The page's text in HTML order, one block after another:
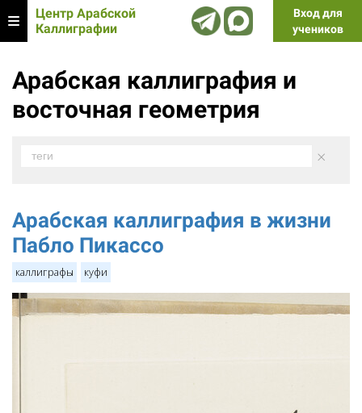
Центр Арабской
Каллиграфии
Вход для
учеников
Арабская каллиграфия и
восточная геометрия
×
теги
Арабская каллиграфия в жизни
Пабло Пикассо
каллиграфы куфи